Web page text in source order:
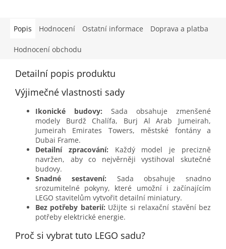
Popis Hodnocení Ostatní informace Doprava a platba
Hodnocení obchodu
Detailní popis produktu
Výjimečné vlastnosti sady
Ikonické budovy: Sada obsahuje zmenšené
modely Burdž Chalífa, Burj Al Arab Jumeirah,
Jumeirah Emirates Towers, městské fontány a
Dubai Frame.
Detailní zpracování: Každý model je precizně
navržen, aby co nejvěrněji vystihoval skutečné
budovy.
Snadné sestavení: Sada obsahuje snadno
srozumitelné pokyny, které umožní i začínajícím
LEGO stavitelům vytvořit detailní miniatury.
Bez potřeby baterií: Užijte si relaxační stavění bez
potřeby elektrické energie.
Proč si vybrat tuto LEGO sadu?